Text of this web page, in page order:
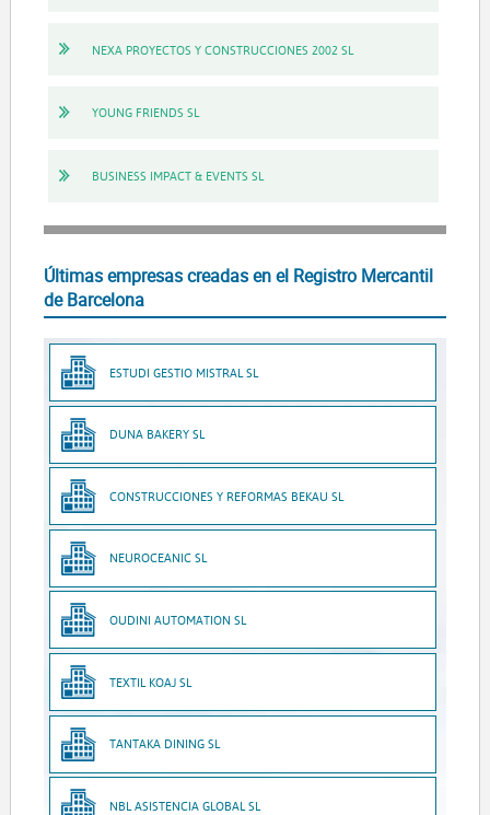
NEXA PROYECTOS Y CONSTRUCCIONES 2002 SL
YOUNG FRIENDS SL
BUSINESS IMPACT & EVENTS SL
Últimas empresas creadas en el Registro Mercantil
de Barcelona
ESTUDI GESTIO MISTRAL SL
DUNA BAKERY SL
CONSTRUCCIONES Y REFORMAS BEKAU SL
NEUROCEANIC SL
OUDINI AUTOMATION SL
TEXTIL KOAJ SL
TANTAKA DINING SL
NBL ASISTENCIA GLOBAL SL